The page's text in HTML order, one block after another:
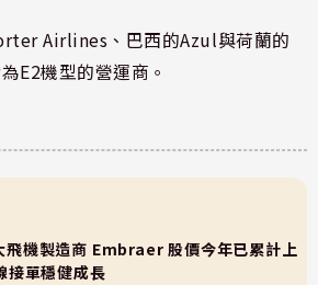
Airlines、巴西的Azul與荷蘭的
E2機型的營運商。
飛機製造商 Embraer 股價今年已累計上
接單穩健成長